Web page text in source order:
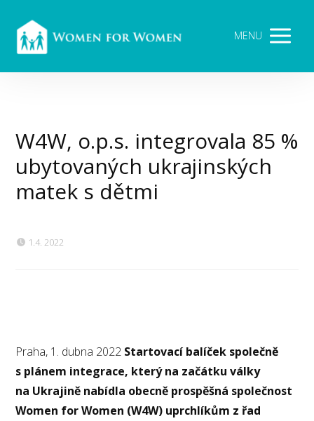
MENU
W4W, o.p.s. integrovala 85 %
ubytovaných ukrajinských
matek s dětmi
1.4. 2022
Praha, 1. dubna 2022 Startovací balíček společně
s plánem integrace, který na začátku války
na Ukrajině nabídla obecně prospěšná společnost
Women for Women (W4W) uprchlíkům z řad